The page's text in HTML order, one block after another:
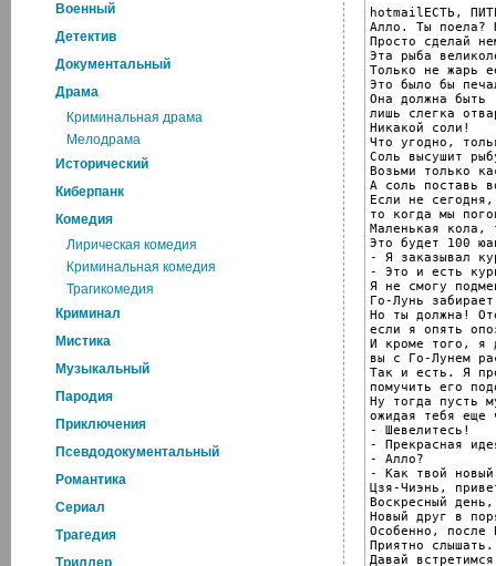
Военный
Детектив
Документальный
Драма
Криминальная драма
Мелодрама
Исторический
Киберпанк
Комедия
Лирическая комедия
Криминальная комедия
Трагикомедия
Криминал
Мистика
Музыкальный
Пародия
Приключения
Псевдодокументальный
Романтика
Cериал
Трагедия
Триллер
hotmailЕСТЬ,
Алло. Ты поела?
Просто сделай
Эта рыба
Только не жарь
Это было бы
Она должна быть
лишь слегка
Никакой соли!
Что угодно,
Соль высушит
Возьми только
А соль поставь
Если не сегодня,
то когда мы
Маленькая кола,
Это будет 100
- Я заказывал
- Это и есть
Я не смогу
Го-Лунь
Но ты должна!
если я опять
И кроме того, я
вы с Го-Лунем
Так и есть. Я
помучить его
Ну тогда пусть
ожидая тебя еще
- Шевелитесь!
- Прекрасная
- Алло?
- Как твой новый
Цзя-Чиэнь,
Воскресный
Новый друг в
Особенно, после
Приятно слышать.
Давай